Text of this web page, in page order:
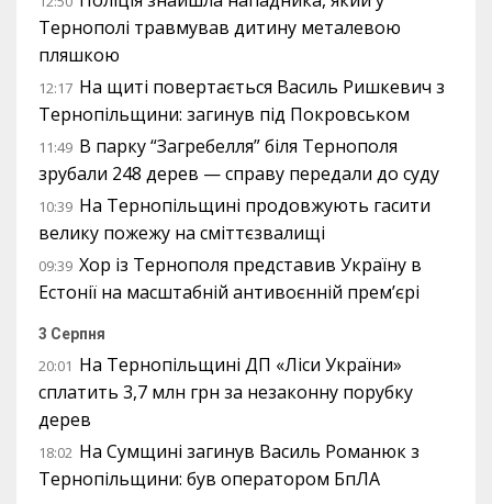
Тернополі травмував дитину металевою
пляшкою
12:17 На щиті повертається Василь Ришкевич з
Тернопільщини: загинув під Покровськом
11:49 В парку “Загребелля” біля Тернополя
зрубали 248 дерев — справу передали до суду
10:39 На Тернопільщині продовжують гасити
велику пожежу на сміттєзвалищі
09:39 Хор із Тернополя представив Україну в
Естонії на масштабній антивоєнній прем’єрі
3 Серпня
20:01 На Тернопільщині ДП «Ліси України»
сплатить 3,7 млн грн за незаконну порубку
дерев
18:02 На Сумщині загинув Василь Романюк з
Тернопільщини: був оператором БпЛА